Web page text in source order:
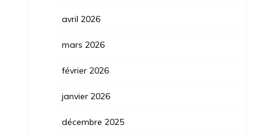
avril 2026
mars 2026
février 2026
janvier 2026
décembre 2025